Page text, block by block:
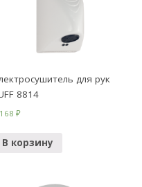
для рук
8814
₽
В корзину